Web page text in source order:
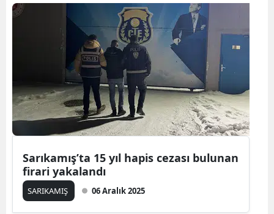
Burdur
Çanakkale
Çankırı
Çorum
Sarıkamış’ta 15 yıl hapis cezası bulunan
firari yakalandı
SARIKAMIŞ 06 Aralık 2025